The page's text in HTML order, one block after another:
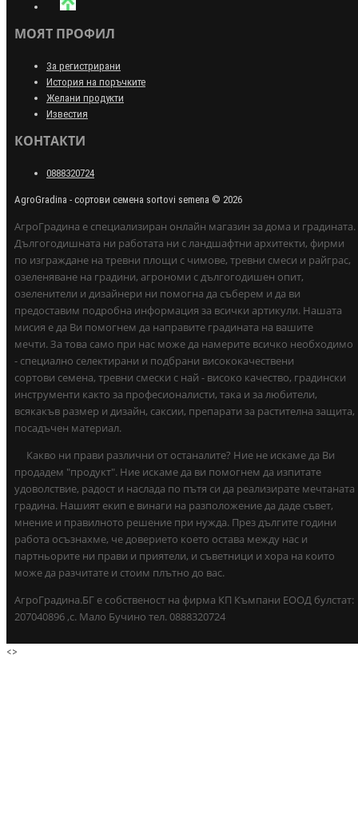
МОЯТ ПРОФИЛ
За регистрирани
История на поръчките
Желани продукти
Известия
КОНТАКТИ
0888320724
AgroGradina - сортови семена sortovi semena © 2026
АгроГрадина е специализиран онлайн магазин за дома и градината.
Дългогодишната ни работата ни с ландшафтни архитекти, фирми
по изграждане на тревни площи с чимове, тревни смеси и райграс,
озеленяване на градини, агрономи с дългогодишен опит,
озеленители и дизайнери ни помогна да съберем и да ви
предоставим подробна информация за всички артикули. Нашата
мисия е да Ви помогнем да направите градината на вашите
мечти. За това само при нас може да намерите всичко необходимо
- специално селектирани и подбрани висококачествени
сортови семена, тревни смески с най - високо качество, градински
инструменти както за професионалисти, така и за любители,
всякакъв размер и дизайн, саксии, препарати за растителна защита,
посадъчен материал.
Какво ни прави различни от останалите? Ние не искаме да Ви
продадем "продукт". Ние искаме да ви помогнем да изпитате
удоволствие, радост и наслада по пътя си да реализирате мечтаната
градина. Нашият екип е винаги на разположение да даде съвет,
мнение и правилното решение при нужда. През дългите години
работа осъзнахме, че доверието което остава между нас и
партньорите ни прави и приятели, и съветници и хора на които
може да разчитате и стоим плътно до вас.
АгроГрадина.БГ е собственост на фирма КП Къмпани ЕООД булстат:
207040896 ,с. Мало Бучино тел. 0888320724
<>